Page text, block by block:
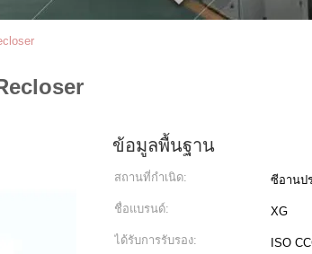
ข้อมูลพื้นฐาน
สถานที่กำเนิด: ซีอานป
ชื่อแบรนด์: XG
ได้รับการรับรอง: ISO